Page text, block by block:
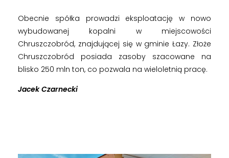
Obecnie spółka prowadzi eksploatację w nowo
wybudowanej kopalni w miejscowości
Chruszczobród, znajdującej się w gminie Łazy. Złoże
Chruszczobród posiada zasoby szacowane na
blisko 250 mln ton, co pozwala na wieloletnią pracę.
Jacek Czarnecki